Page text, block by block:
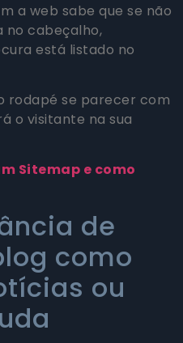
a web sabe que se não
no cabeçalho,
está listado no
rodapé se parecer com
o visitante na sua
Sitemap e como
de
como
ou